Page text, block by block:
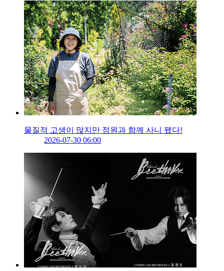
물질적 고생이 많지만 정원과 함께 사니 됐다!
2026-07-30 06:00